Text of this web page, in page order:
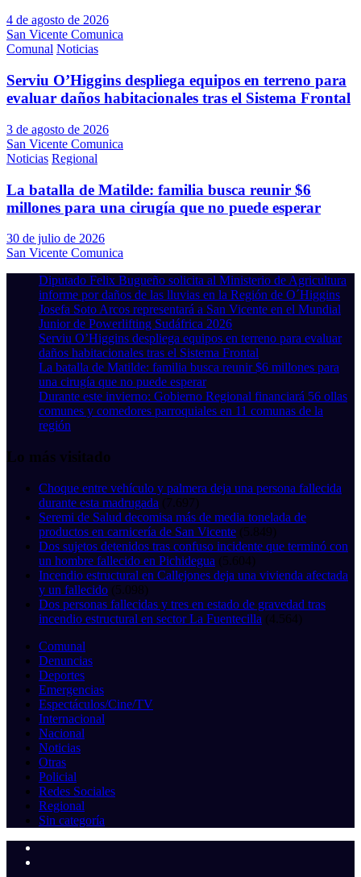
4 de agosto de 2026
San Vicente Comunica
Comunal Noticias
Serviu O’Higgins despliega equipos en terreno para
evaluar daños habitacionales tras el Sistema Frontal
3 de agosto de 2026
San Vicente Comunica
Noticias Regional
La batalla de Matilde: familia busca reunir $6
millones para una cirugía que no puede esperar
30 de julio de 2026
San Vicente Comunica
Diputado Felix Bugueño solicita al Ministerio de Agricultura
informe por daños de las lluvias en la Región de O´Higgins
Josefa Soto Arcos representará a San Vicente en el Mundial
Junior de Powerlifting Sudáfrica 2026
Serviu O’Higgins despliega equipos en terreno para evaluar
daños habitacionales tras el Sistema Frontal
La batalla de Matilde: familia busca reunir $6 millones para
una cirugía que no puede esperar
Durante este invierno: Gobierno Regional financiará 56 ollas
comunes y comedores parroquiales en 11 comunas de la
región
Lo más visitado
Choque entre vehículo y palmera deja una persona fallecida
durante esta madrugada (7.697)
Seremi de Salud decomisa más de media tonelada de
productos en carnicería de San Vicente (5.849)
Dos sujetos detenidos tras confuso incidente que terminó con
un hombre fallecido en Pichidegua (5.604)
Incendio estructural en Callejones deja una vivienda afectada
y un fallecido (5.098)
Dos personas fallecidas y tres en estado de gravedad tras
incendio estructural en sector La Fuentecilla (4.564)
Comunal
Denuncias
Deportes
Emergencias
Espectáculos/Cine/TV
Internacional
Nacional
Noticias
Otras
Policial
Redes Sociales
Regional
Sin categoría